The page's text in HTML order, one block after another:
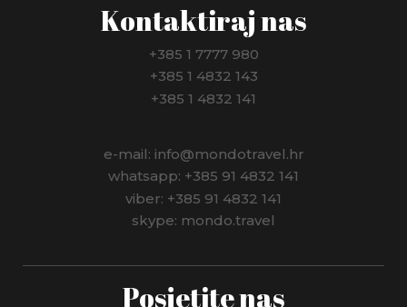
Kontaktiraj nas
+385 1 7777 980
+385 1 4832 143
+385 1 4832 141
e-mail: info@mondotravel.hr
whatsapp: +385 91 4832 141
viber: +385 91 4832 141
skype: mondo.travel
Posjetite nas